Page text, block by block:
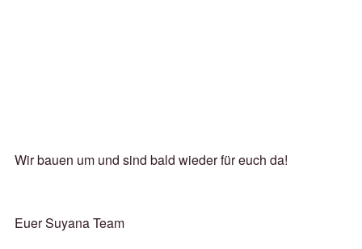
Wir bauen um und sind bald wieder für euch da!
Euer Suyana Team